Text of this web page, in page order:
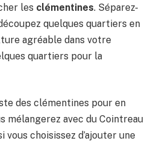
les clémentines. Séparez-
quelques quartiers en
agréable dans votre
quartiers pour la
des clémentines pour en
mélangerez avec du Cointreau
vous choisissez d’ajouter une